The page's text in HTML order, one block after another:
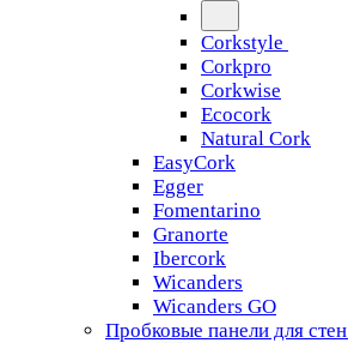
Corkstyle
Corkpro
Corkwise
Ecocork
Natural Cork
EasyCork
Egger
Fomentarino
Granorte
Ibercork
Wicanders
Wicanders GO
Пробковые панели для стен